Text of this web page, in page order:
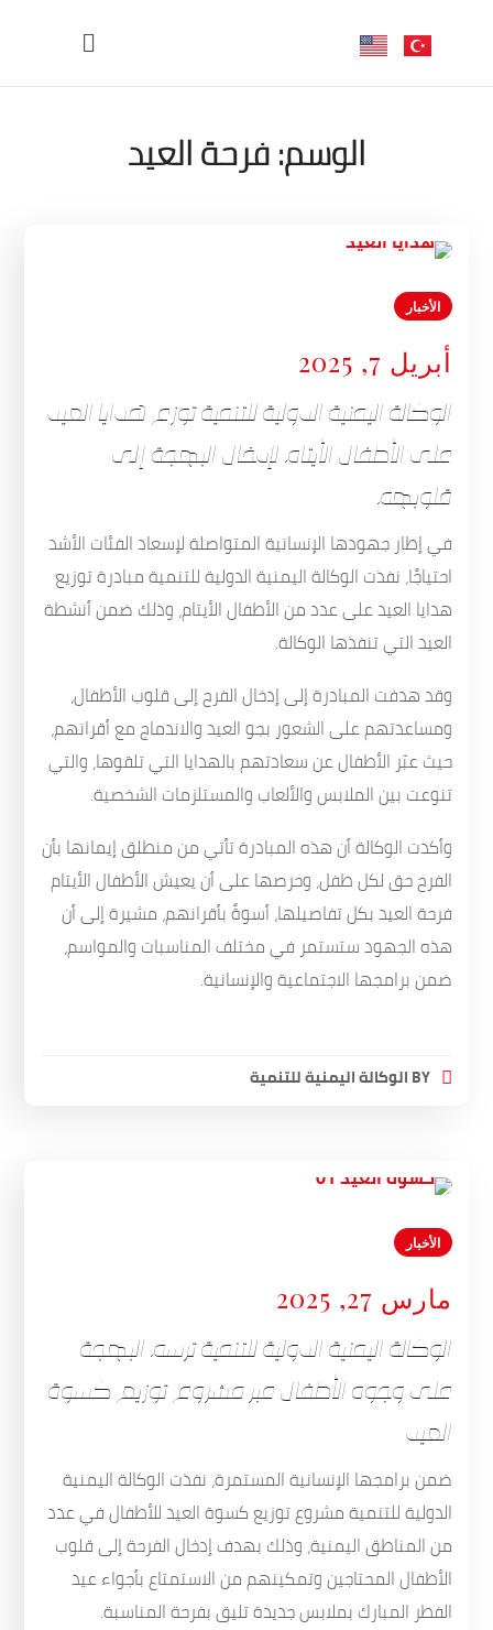
الوسم:فرحة العيد
الأخبار
أبريل 7, 2025
الوكالة اليمنية الدولية للتنمية توزع هدايا العيد
على الأطفال الأيتام لإدخال البهجة إلى
قلوبهم
في إطار جهودها الإنسانية المتواصلة لإسعاد الفئات الأشد
احتياجًا، نفذت الوكالة اليمنية الدولية للتنمية مبادرة توزيع
هدايا العيد على عدد من الأطفال الأيتام، وذلك ضمن أنشطة
العيد التي تنفذها الوكالة.
وقد هدفت المبادرة إلى إدخال الفرح إلى قلوب الأطفال،
ومساعدتهم على الشعور بجو العيد والاندماج مع أقرانهم،
حيث عبّر الأطفال عن سعادتهم بالهدايا التي تلقوها، والتي
تنوعت بين الملابس والألعاب والمستلزمات الشخصية.
وأكدت الوكالة أن هذه المبادرة تأتي من منطلق إيمانها بأن
الفرح حق لكل طفل، وحرصها على أن يعيش الأطفال الأيتام
فرحة العيد بكل تفاصيلها، أسوةً بأقرانهم، مشيرة إلى أن
هذه الجهود ستستمر في مختلف المناسبات والمواسم،
ضمن برامجها الاجتماعية والإنسانية.
BYالوكالة اليمنية للتنمية
الأخبار
مارس 27, 2025
الوكالة اليمنية الدولية للتنمية ترسم البهجة
على وجوه الأطفال عبر مشروع توزيع كسوة
العيد
ضمن برامجها الإنسانية المستمرة، نفذت الوكالة اليمنية
الدولية للتنمية مشروع توزيع كسوة العيد للأطفال في عدد
من المناطق اليمنية، وذلك بهدف إدخال الفرحة إلى قلوب
الأطفال المحتاجين وتمكينهم من الاستمتاع بأجواء عيد
الفطر المبارك بملابس جديدة تليق بفرحة المناسبة.